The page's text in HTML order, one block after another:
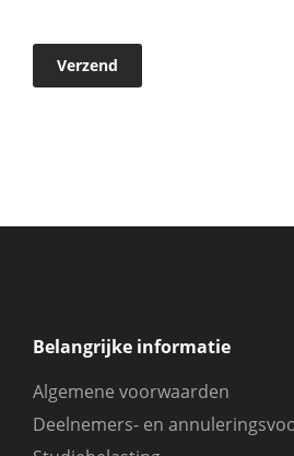
Verzend
Belangrijke informatie
Algemene voorwaarden
Deelnemers- en